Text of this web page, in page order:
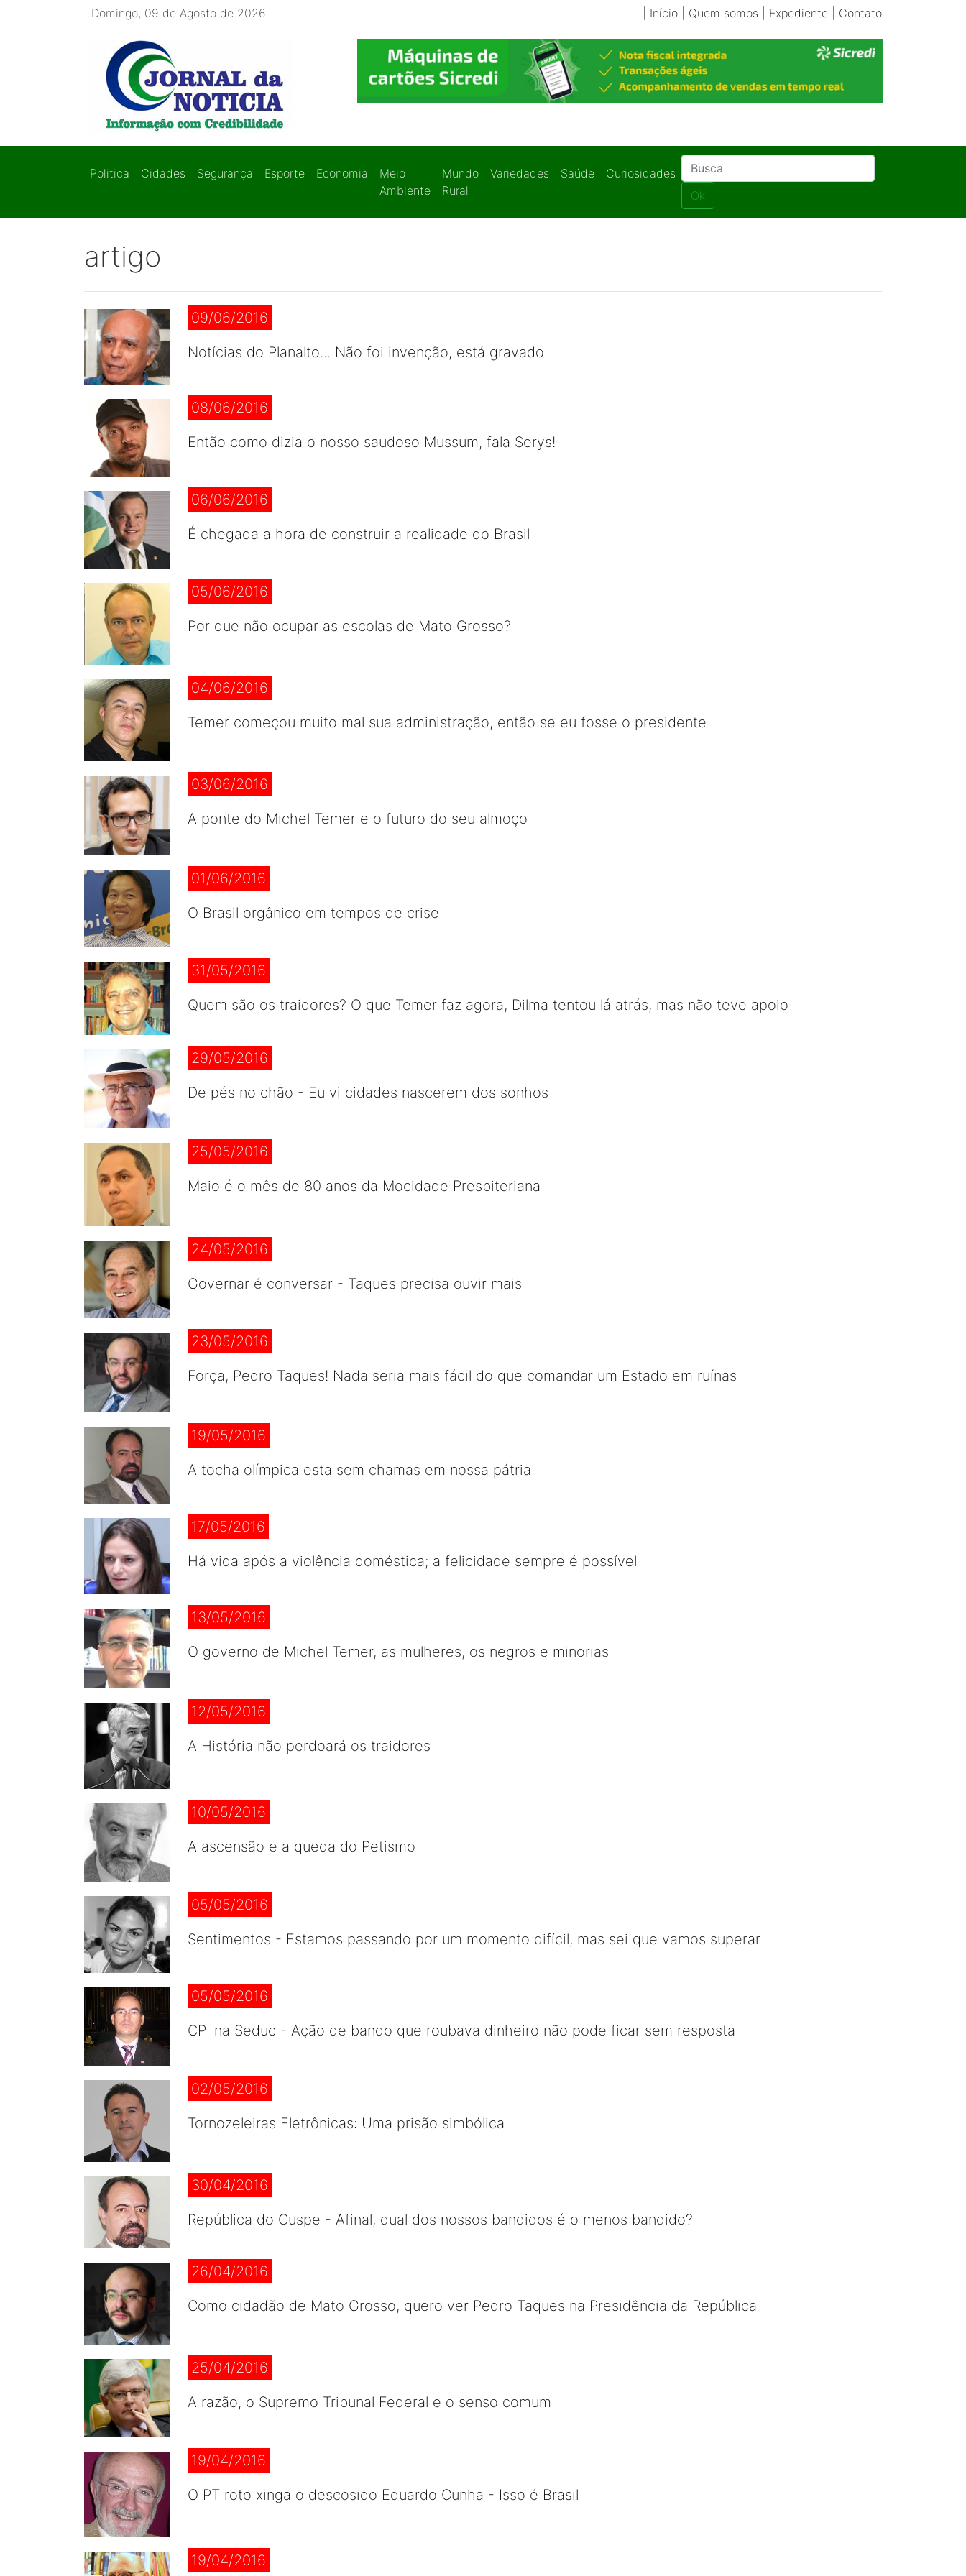
Domingo, 09 de Agosto de 2026 Início| Quem somos Expediente| Contato
Politica Cidades Segurança Esporte Economia
Meio
Ambiente
Mundo
Rural
Variedades Saúde
Curiosidades
Ok
artigo
09/06/2016
Notícias do Planalto... Não foi invenção, está gravado.
08/06/2016
Então como dizia o nosso saudoso Mussum, fala Serys!
06/06/2016
É chegada a hora de construir a realidade do Brasil
05/06/2016
Por que não ocupar as escolas de Mato Grosso?
04/06/2016
Temer começou muito mal sua administração, então se eu fosse o presidente
03/06/2016
A ponte do Michel Temer e o futuro do seu almoço
01/06/2016
O Brasil orgânico em tempos de crise
31/05/2016
Quem são os traidores? O que Temer faz agora, Dilma tentou lá atrás, mas não teve apoio
29/05/2016
De pés no chão - Eu vi cidades nascerem dos sonhos
25/05/2016
Maio é o mês de 80 anos da Mocidade Presbiteriana
24/05/2016
Governar é conversar - Taques precisa ouvir mais
23/05/2016
Força, Pedro Taques! Nada seria mais fácil do que comandar um Estado em ruínas
19/05/2016
A tocha olímpica esta sem chamas em nossa pátria
17/05/2016
Há vida após a violência doméstica; a felicidade sempre é possível
13/05/2016
O governo de Michel Temer, as mulheres, os negros e minorias
12/05/2016
A História não perdoará os traidores
10/05/2016
A ascensão e a queda do Petismo
05/05/2016
Sentimentos - Estamos passando por um momento difícil, mas sei que vamos superar
05/05/2016
CPI na Seduc - Ação de bando que roubava dinheiro não pode ficar sem resposta
02/05/2016
Tornozeleiras Eletrônicas: Uma prisão simbólica
30/04/2016
República do Cuspe - Afinal, qual dos nossos bandidos é o menos bandido?
26/04/2016
Como cidadão de Mato Grosso, quero ver Pedro Taques na Presidência da República
25/04/2016
A razão, o Supremo Tribunal Federal e o senso comum
19/04/2016
O PT roto xinga o descosido Eduardo Cunha - Isso é Brasil
19/04/2016